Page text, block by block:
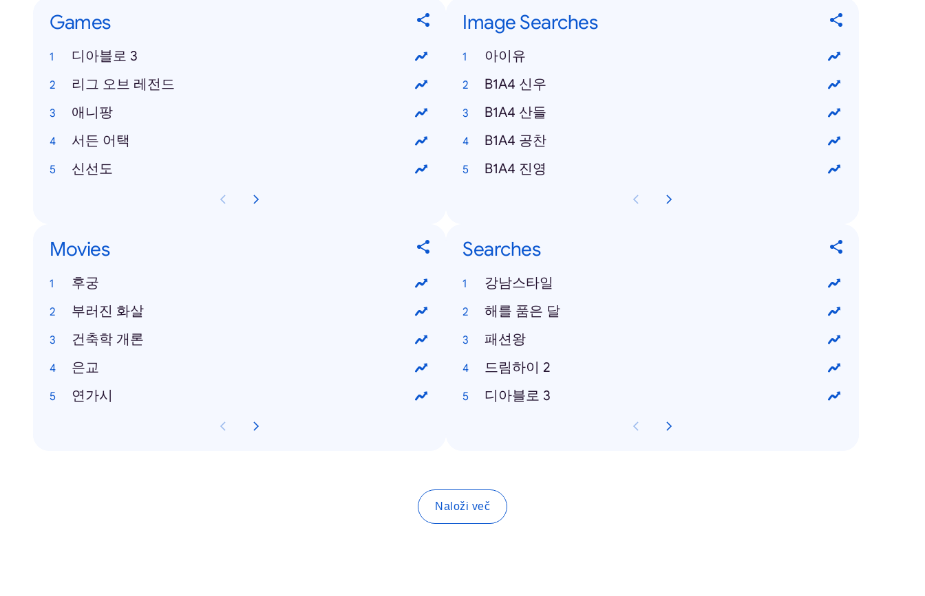
Games
디아블로 3
리그 오브 레전드
애니팡
서든 어택
신선도
Image Searches
아이유
B1A4 신우
B1A4 산들
B1A4 공찬
B1A4 진영
Movies
후궁
부러진 화살
건축학 개론
은교
연가시
Searches
강남스타일
해를 품은 달
패션왕
드림하이 2
디아블로 3
Naloži več